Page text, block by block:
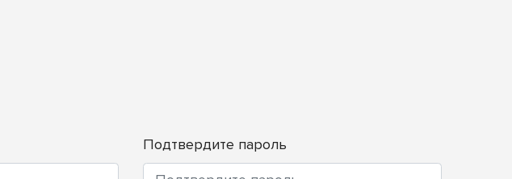
Подтвердите пароль